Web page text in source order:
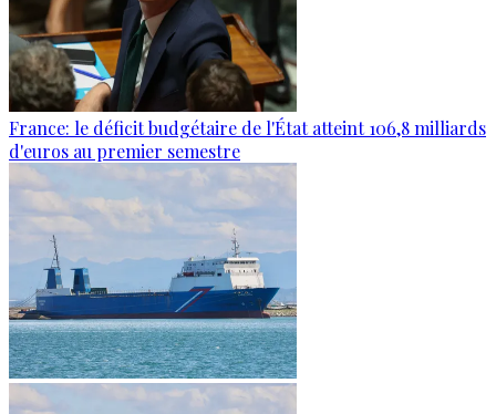
France: le déficit budgétaire de l'État atteint 106,8 milliards
d'euros au premier semestre